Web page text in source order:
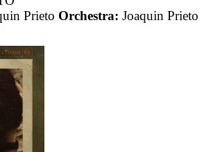
Prieto Orchestra: Joaquin Prieto